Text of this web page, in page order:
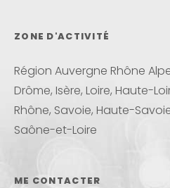
ME CONTACTER
ZONE D'ACTIVITÉ
Région Auvergne Rhône
Drôme, Isère, Loire, Haute-
Rhône, Savoie, Haute-
Saône-et-Loire